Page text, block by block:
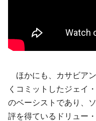
ほかにも、カサビア
くコミットしたジェイ
のベーシストであり、
評を得ているドリュー